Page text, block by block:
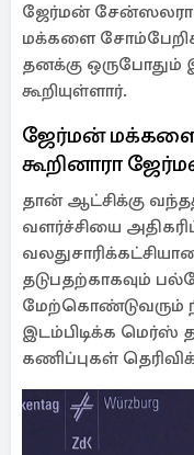
ஜேர்மன்
மக்களை
தனக்கு ஒருபோதும்
கூறியுள்ளார்.
ஜேர்மன்
கூறினாரா
தான் ஆட்சிக்கு
வளர்ச்சியை
தடுபதற்காகவும்
மேற்கொண்டுவரும்
இடம்பிடிக்க மெர்ஸ்
கணிப்புகள்